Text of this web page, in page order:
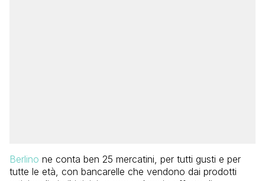
Berlino ne conta ben 25 mercatini, per tutti gusti e per
tutte le età, con bancarelle che vendono dai prodotti